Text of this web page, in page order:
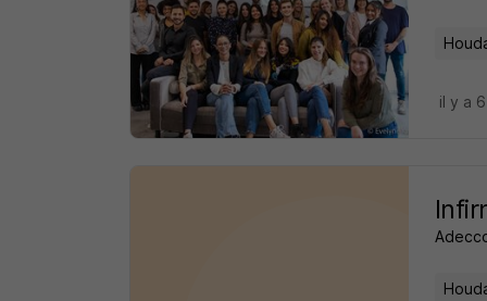
il y a